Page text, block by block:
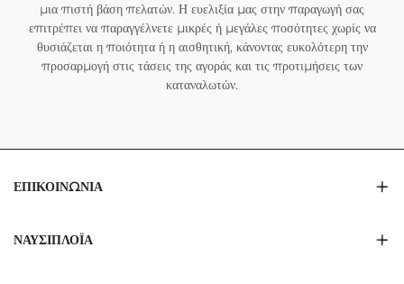
μια πιστή βάση πελατών. Η ευελιξία μας στην παραγωγή σας
επιτρέπει να παραγγέλνετε μικρές ή μεγάλες ποσότητες χωρίς να
θυσιάζεται η ποιότητα ή η αισθητική, κάνοντας ευκολότερη την
προσαρμογή στις τάσεις της αγοράς και τις προτιμήσεις των
καταναλωτών.
ΕΠΙΚΟΙΝΩΝΊΑ
ΝΑΥΣΙΠΛΟΪ́Α